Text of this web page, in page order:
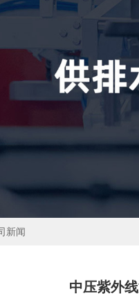
新闻
中压紫外